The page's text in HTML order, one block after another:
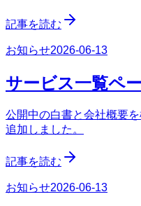
記事を読む
お知らせ2026-06-13
サービス一覧ペ
公開中の白書と会社概要
追加しました。
記事を読む
お知らせ2026-06-13